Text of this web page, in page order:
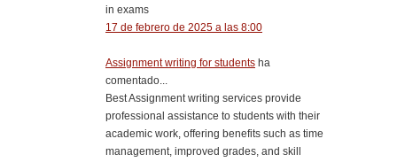
in exams
17 de febrero de 2025 a las 8:00
Assignment writing for students ha
comentado...
Best Assignment writing services provide
professional assistance to students with their
academic work, offering benefits such as time
management, improved grades, and skill